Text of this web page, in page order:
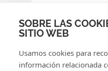
SOBRE LAS
SITIO WEB
Usamos cookies para
información relacionada
orakel-
Facebook
Instagram